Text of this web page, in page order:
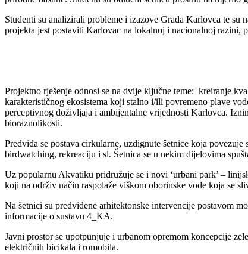
Studenti su analizirali probleme i izazove Grada Karlovca te
projekta jest postaviti Karlovac na lokalnoj i nacionalnoj razini,
Projektno rješenje odnosi se na dvije ključne teme: kreiranje
karakterističnog ekosistema koji stalno i/ili povremeno plave
perceptivnog doživljaja i ambijentalne vrijednosti Karlovca.
bioraznolikosti.
Predviđa se postava cirkularne, uzdignute šetnice koja
birdwatching, rekreaciju i sl. Šetnica se u nekim dijelovima
Uz popularnu Akvatiku pridružuje se i novi ‘urbani park’ –
koji na održiv način raspolaže viškom oborinske vode koja se
Na šetnici su predviđene arhitektonske intervencije postavom
informacije o sustavu 4_KA.
Javni prostor se upotpunjuje i urbanom opremom koncepcije
električnih bicikala i romobila.